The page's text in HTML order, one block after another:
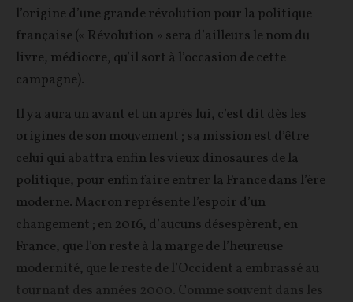
l’origine d’une grande révolution pour la politique
française (« Révolution » sera d’ailleurs le nom du
livre, médiocre, qu’il sort à l’occasion de cette
campagne).
Il y a aura un avant et un après lui, c’est dit dès les
origines de son mouvement ; sa mission est d’être
celui qui abattra enfin les vieux dinosaures de la
politique, pour enfin faire entrer la France dans l’ère
moderne. Macron représente l’espoir d’un
changement ; en 2016, d’aucuns désespèrent, en
France, que l’on reste à la marge de l’heureuse
modernité, que le reste de l’Occident a embrassé au
tournant des années 2000. Comme souvent dans les